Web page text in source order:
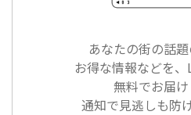
あなたの街の話
お得な情報などを、
無料でお届け
通知で見逃しも防